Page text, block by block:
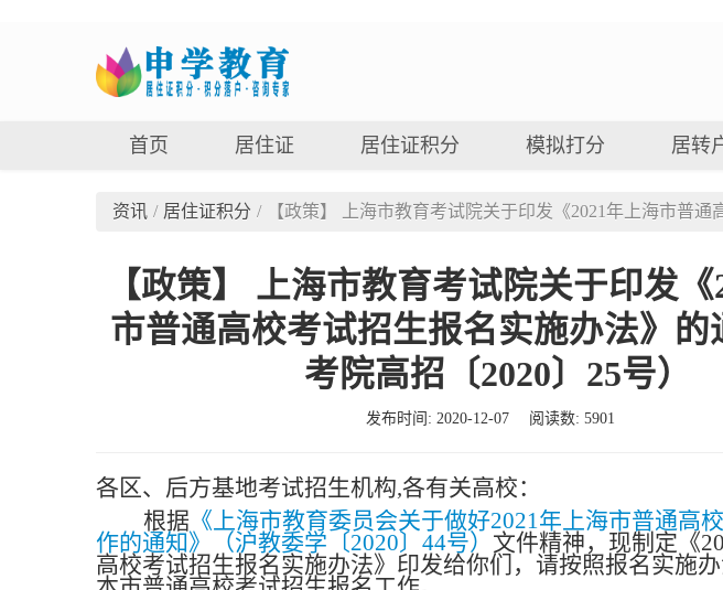
首页 居住证 居住证积分 模拟打分 居转
资讯 / 居住证积分 / 【政策】 上海市教育考试院关于印发《2021年上海市普
【政策】 上海市教育考试院关于印发
市普通高校考试招生报名实施办法》的
考院高招〔2020〕25号）
发布时间: 2020-12-07 阅读数: 5901
各区、后方基地考试招生机构,各有关高校：
根据 《上海市教育委员会关于做好2021年上海市普通高
作的通知》（沪教委学〔2020〕44号） 文件精神，现制定《
高校考试招生报名实施办法》印发给你们，请按照报名实施